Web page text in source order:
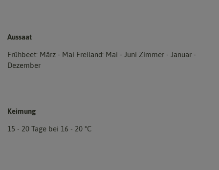
Aussaat
Frühbeet: März - Mai Freiland: Mai - Juni Zimmer - Januar -
Dezember
Keimung
15 - 20 Tage bei 16 - 20 °C